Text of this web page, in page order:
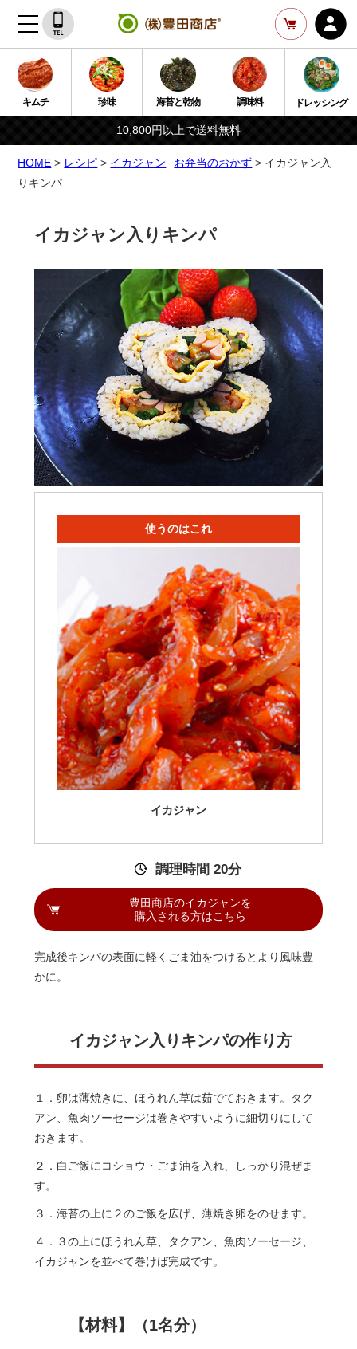
キムチ 珍味 海苔と乾物 調味料 ドレッシング
10,800円以上で送料無料
HOME > レシピ > イカジャン お弁当のおかず > イカジャン入
りキンパ
イカジャン入りキンパ
使うのはこれ
イカジャン
調理時間 20分
豊田商店のイカジャンを
購入される方はこちら
完成後キンパの表面に軽くごま油をつけるとより風味豊
かに。
イカジャン入りキンパの作り方
１．卵は薄焼きに、ほうれん草は茹でておきます。タク
アン、魚肉ソーセージは巻きやすいように細切りにして
おきます。
２．白ご飯にコショウ・ごま油を入れ、しっかり混ぜま
す。
３．海苔の上に２のご飯を広げ、薄焼き卵をのせます。
４．３の上にほうれん草、タクアン、魚肉ソーセージ、
イカジャンを並べて巻けば完成です。
【材料】（1名分）